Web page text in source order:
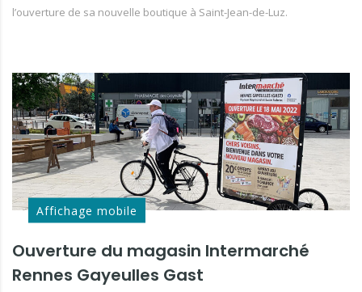
l’ouverture de sa nouvelle boutique à Saint-Jean-de-Luz.
Affichage mobile
Ouverture du magasin Intermarché
Rennes Gayeulles Gast